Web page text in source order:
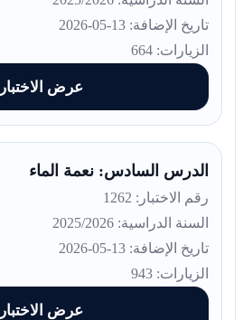
تاريخ الإضافة: 13-05-2026
الزيارات: 664
عرض الاختبار
الدرس السادس: نعمة الماء
رقم الاختبار: 1262
السنة الدراسية: 2025/2026
تاريخ الإضافة: 13-05-2026
الزيارات: 943
عرض الاختبار